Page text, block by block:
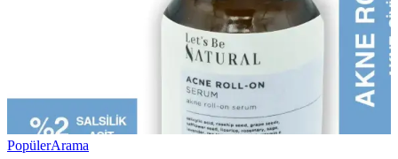
PopülerArama